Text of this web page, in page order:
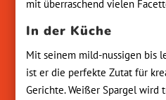
mit überraschend vielen
In der Küche
Mit seinem mild-nussigen bis
ist er die perfekte Zutat für
Gerichte. Weißer Spargel wird